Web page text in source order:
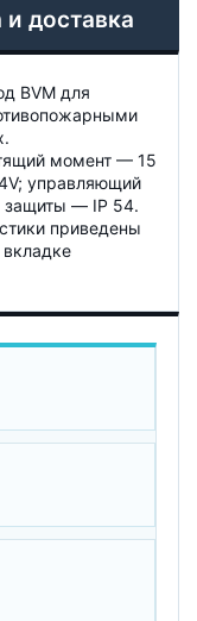
и доставка
BVM для
момент — 15
управляющий
защиты — IP 54.
приведены